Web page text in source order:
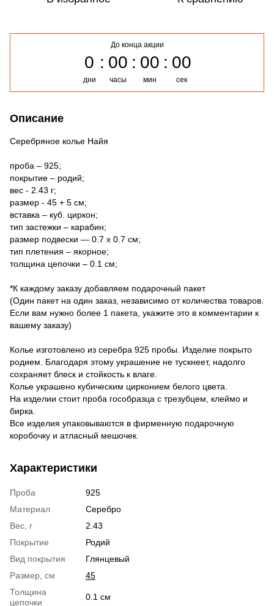
До конца акции
0
дни
00
часы
00
мин
00
сек
Описание
Серебряное колье Найя
проба – 925;
покрытие – родий;
вес - 2.43 г;
размер - 45 + 5 см;
вставка – куб. циркон;
тип застежки – карабин;
размер подвески — 0.7 х 0.7 см;
тип плетения – якорное;
толщина цепочки – 0.1 см;
*К каждому заказу добавляем подарочный пакет
(Один пакет на один заказ, независимо от количества товаров.
Если вам нужно более 1 пакета, укажите это в комментарии к
вашему заказу)
Колье изготовлено из серебра 925 пробы. Изделие покрыто
родием. Благодаря этому украшение не тускнеет, надолго
сохраняет блеск и стойкость к влаге.
Колье украшено кубическим цирконием белого цвета.
На изделии стоит проба гособразца с трезубцем, клеймо и
бирка.
Все изделия упаковываются в фирменную подарочную
коробочку и атласный мешочек.
Характеристики
Проба
925
Материал
Серебро
Вес, г
2.43
Покрытие
Родий
Вид покрытия
Глянцевый
Размер, см
45
Толщина
цепочки
0.1 см